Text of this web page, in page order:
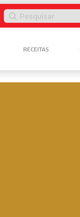
Pesquisar
RECEITAS